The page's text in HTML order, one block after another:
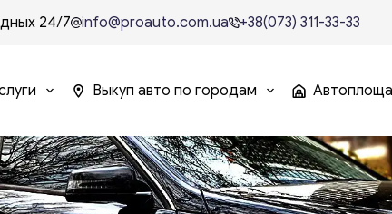
24/7 info@proauto.com.ua +38(073) 311-33-33
Выкуп авто по городам